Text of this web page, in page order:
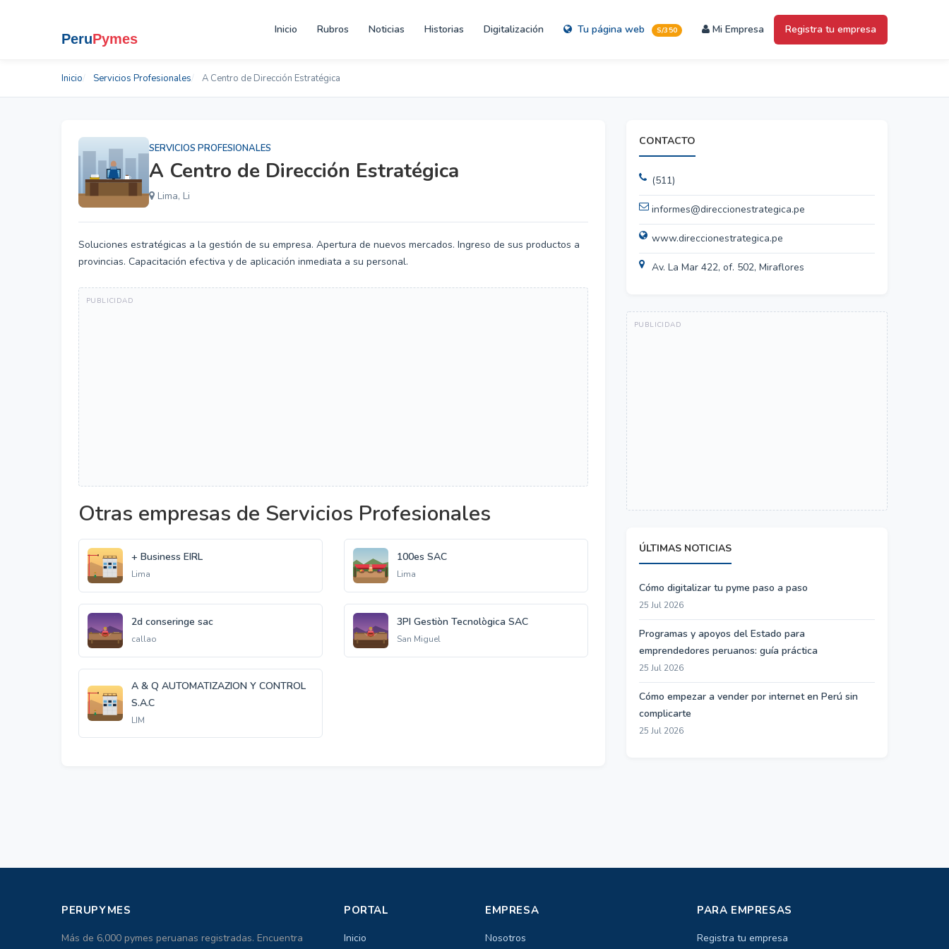
Inicio Rubros Noticias Historias Digitalización Tu página web S/350 Mi Empresa Registra tu empresa
Inicio Servicios Profesionales A Centro de Dirección Estratégica
SERVICIOS PROFESIONALES
A Centro de Dirección Estratégica
Lima, Li
Soluciones estratégicas a la gestión de su empresa. Apertura de nuevos mercados. Ingreso de sus productos a
provincias. Capacitación efectiva y de aplicación inmediata a su personal.
Otras empresas de Servicios Profesionales
+ Business EIRL
Lima
100es SAC
Lima
2d conseringe sac
callao
3PI Gestiòn Tecnològica SAC
San Miguel
A & Q AUTOMATIZAZION Y CONTROL
S.A.C
LIM
CONTACTO
(511)
informes@direccionestrategica.pe
www.direccionestrategica.pe
Av. La Mar 422, of. 502, Miraflores
ÚLTIMAS NOTICIAS
Cómo digitalizar tu pyme paso a paso
25 Jul 2026
Programas y apoyos del Estado para
emprendedores peruanos: guía práctica
25 Jul 2026
Cómo empezar a vender por internet en Perú sin
complicarte
25 Jul 2026
PERUPYMES
Más de 6,000 pymes peruanas registradas. Encuentra
PORTAL
Inicio
EMPRESA
Nosotros
PARA EMPRESAS
Registra tu empresa